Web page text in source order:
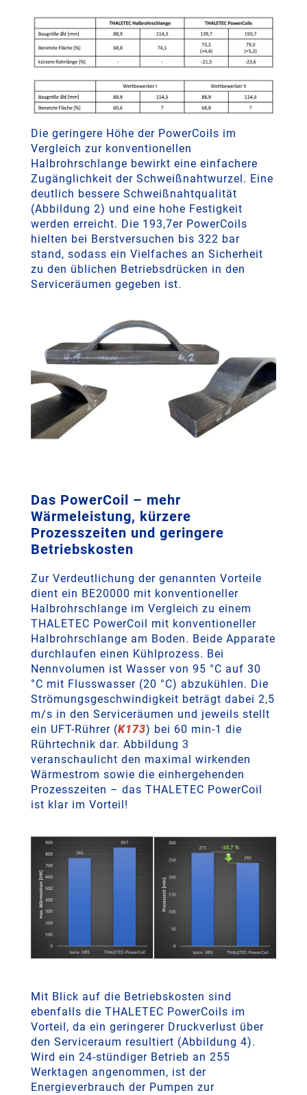
Die geringere Höhe der PowerCoils im
Vergleich zur konventionellen
Halbrohrschlange bewirkt eine einfachere
Zugänglichkeit der Schweißnahtwurzel. Eine
deutlich bessere Schweißnahtqualität
(Abbildung 2) und eine hohe Festigkeit
werden erreicht. Die 193,7er PowerCoils
hielten bei Berstversuchen bis 322 bar
stand, sodass ein Vielfaches an Sicherheit
zu den üblichen Betriebsdrücken in den
Serviceräumen gegeben ist.
Das PowerCoil – mehr
Wärmeleistung, kürzere
Prozesszeiten und geringere
Betriebskosten
Zur Verdeutlichung der genannten Vorteile
dient ein BE20000 mit konventioneller
Halbrohrschlange im Vergleich zu einem
THALETEC PowerCoil mit konventioneller
Halbrohrschlange am Boden. Beide Apparate
durchlaufen einen Kühlprozess. Bei
Nennvolumen ist Wasser von 95 °C auf 30
°C mit Flusswasser (20 °C) abzukühlen. Die
Strömungsgeschwindigkeit beträgt dabei 2,5
m/s in den Serviceräumen und jeweils stellt
ein UFT-Rührer (K173) bei 60 min-1 die
Rührtechnik dar. Abbildung 3
veranschaulicht den maximal wirkenden
Wärmestrom sowie die einhergehenden
Prozesszeiten – das THALETEC PowerCoil
ist klar im Vorteil!
Mit Blick auf die Betriebskosten sind
ebenfalls die THALETEC PowerCoils im
Vorteil, da ein geringerer Druckverlust über
den Serviceraum resultiert (Abbildung 4).
Wird ein 24-stündiger Betrieb an 255
Werktagen angenommen, ist der
Energieverbrauch der Pumpen zur